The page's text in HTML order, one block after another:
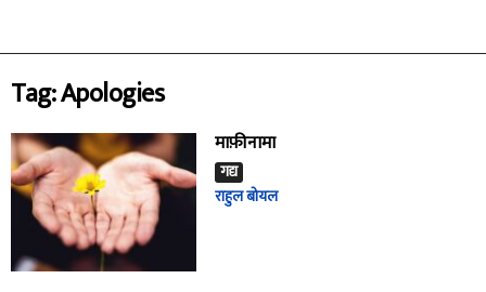
Tag: Apologies
माफ़ीनामा
गद्य
राहुल बोयल